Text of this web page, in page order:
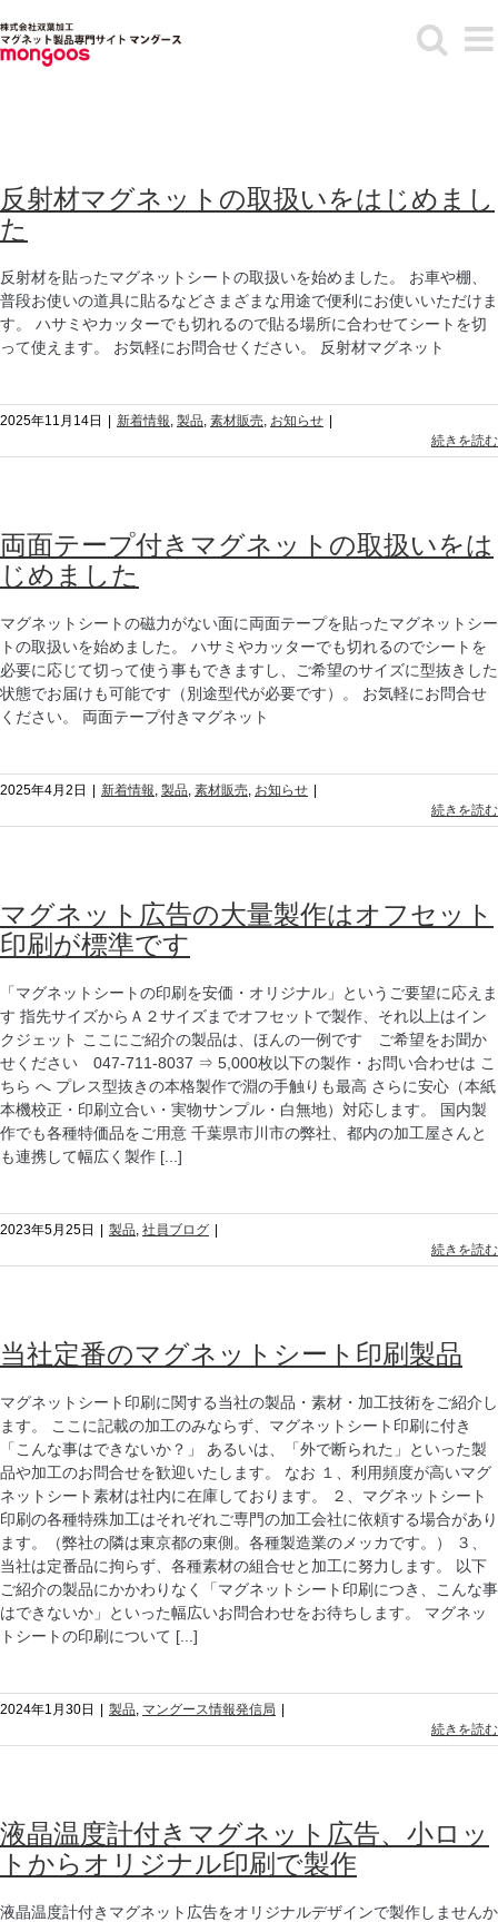
to
content
反射材マグネットの取扱いをはじめまし
た
反射材を貼ったマグネットシートの取扱いを始めました。 お車や棚、
普段お使いの道具に貼るなどさまざまな用途で便利にお使いいただけま
す。 ハサミやカッターでも切れるので貼る場所に合わせてシートを切
って使えます。 お気軽にお問合せください。 反射材マグネット
2025年11月14日 新着情報, 製品, 素材販売, お知らせ
続きを読む
両面テープ付きマグネットの取扱いをは
じめました
マグネットシートの磁力がない面に両面テープを貼ったマグネットシー
トの取扱いを始めました。 ハサミやカッターでも切れるのでシートを
必要に応じて切って使う事もできますし、ご希望のサイズに型抜きした
状態でお届けも可能です（別途型代が必要です）。 お気軽にお問合せ
ください。 両面テープ付きマグネット
2025年4月2日 新着情報, 製品, 素材販売, お知らせ
続きを読む
マグネット広告の大量製作はオフセット
印刷が標準です
「マグネットシートの印刷を安価・オリジナル」というご要望に応えま
す 指先サイズからＡ２サイズまでオフセットで製作、それ以上はイン
クジェット ここにご紹介の製品は、ほんの一例です ご希望をお聞か
せください 047-711-8037 ⇒ 5,000枚以下の製作・お問い合わせは こ
ちら へ プレス型抜きの本格製作で淵の手触りも最高 さらに安心（本紙
本機校正・印刷立合い・実物サンプル・白無地）対応します。 国内製
作でも各種特価品をご用意 千葉県市川市の弊社、都内の加工屋さんと
も連携して幅広く製作 [...]
2023年5月25日 製品, 社員ブログ
続きを読む
当社定番のマグネットシート印刷製品
マグネットシート印刷に関する当社の製品・素材・加工技術をご紹介し
ます。 ここに記載の加工のみならず、マグネットシート印刷に付き
「こんな事はできないか？」 あるいは、「外で断られた」といった製
品や加工のお問合せを歓迎いたします。 なお １、利用頻度が高いマグ
ネットシート素材は社内に在庫しております。 ２、マグネットシート
印刷の各種特殊加工はそれぞれご専門の加工会社に依頼する場合があり
ます。（弊社の隣は東京都の東側。各種製造業のメッカです。） ３、
当社は定番品に拘らず、各種素材の組合せと加工に努力します。 以下
ご紹介の製品にかかわりなく「マグネットシート印刷につき、こんな事
はできないか」といった幅広いお問合わせをお待ちします。 マグネッ
トシートの印刷について [...]
2024年1月30日 製品, マングース情報発信局
続きを読む
液晶温度計付きマグネット広告、小ロッ
トからオリジナル印刷で製作
液晶温度計付きマグネット広告をオリジナルデザインで製作しませんか